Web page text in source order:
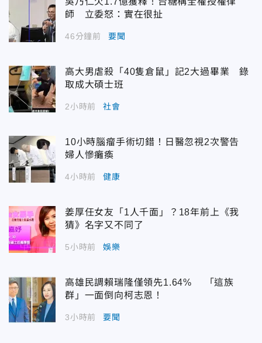
師 立委怒：實在很扯
46分鐘前 要聞
高大男虐殺「40隻倉鼠」記2大過畢業 錄
取成大碩士班
2小時前 社會
10小時腦瘤手術切錯！日醫忽視2次警告
婦人慘癱瘓
4小時前 健康
姜厚任女友「1人千面」？18年前上《我
猜》名字又不同了
5小時前 娛樂
高雄民調賴瑞隆僅領先1.64% 「這族
群」一面倒向柯志恩！
3小時前 要聞